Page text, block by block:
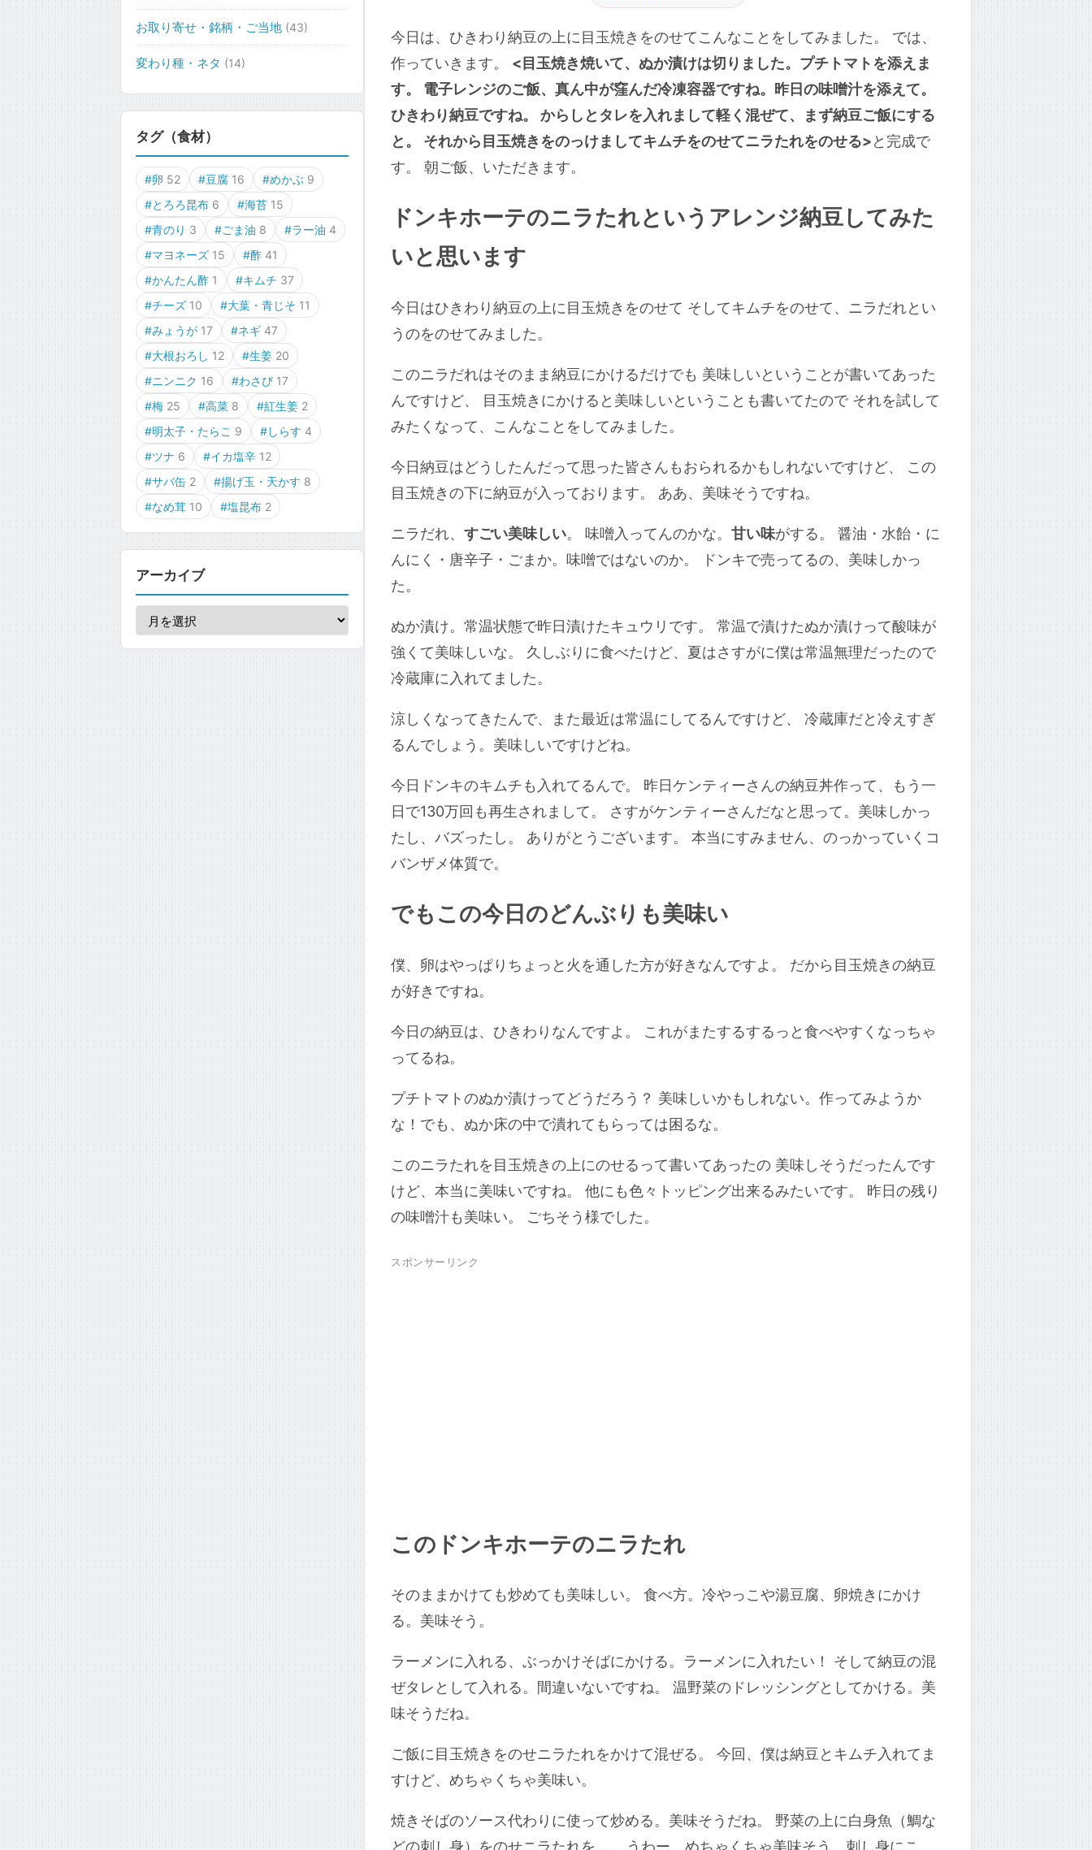
今日は、ひきわり納豆の上に目玉焼きをのせてこんなことをしてみました。 では、
作っていきます。 <目玉焼き焼いて、ぬか漬けは切りました。プチトマトを添えま
す。 電子レンジのご飯、真ん中が窪んだ冷凍容器ですね。昨日の味噌汁を添えて。
ひきわり納豆ですね。 からしとタレを入れまして軽く混ぜて、まず納豆ご飯にする
と。 それから目玉焼きをのっけましてキムチをのせてニラたれをのせる>と完成で
す。 朝ご飯、いただきます。
ドンキホーテのニラたれというアレンジ納豆してみた
いと思います
今日はひきわり納豆の上に目玉焼きをのせて そしてキムチをのせて、ニラだれとい
うのをのせてみました。
このニラだれはそのまま納豆にかけるだけでも 美味しいということが書いてあった
んですけど、 目玉焼きにかけると美味しいということも書いてたので それを試して
みたくなって、こんなことをしてみました。
今日納豆はどうしたんだって思った皆さんもおられるかもしれないですけど、 この
目玉焼きの下に納豆が入っております。 ああ、美味そうですね。
ニラだれ、 すごい美味しい。 味噌入ってんのかな。 甘い味がする。 醤油・水飴・に
んにく・唐辛子・ごまか。味噌ではないのか。 ドンキで売ってるの、美味しかっ
た。
ぬか漬け。常温状態で昨日漬けたキュウリです。 常温で漬けたぬか漬けって酸味が
強くて美味しいな。 久しぶりに食べたけど、夏はさすがに僕は常温無理だったので
冷蔵庫に入れてました。
涼しくなってきたんで、また最近は常温にしてるんですけど、 冷蔵庫だと冷えすぎ
るんでしょう。美味しいですけどね。
今日ドンキのキムチも入れてるんで。 昨日ケンティーさんの納豆丼作って、もう一
日で130万回も再生されまして。 さすがケンティーさんだなと思って。美味しかっ
たし、バズったし。 ありがとうございます。 本当にすみません、のっかっていくコ
バンザメ体質で。
でもこの今日のどんぶりも美味い
僕、卵はやっぱりちょっと火を通した方が好きなんですよ。 だから目玉焼きの納豆
が好きですね。
今日の納豆は、ひきわりなんですよ。 これがまたするするっと食べやすくなっちゃ
ってるね。
プチトマトのぬか漬けってどうだろう？ 美味しいかもしれない。作ってみようか
な！でも、ぬか床の中で潰れてもらっては困るな。
このニラたれを目玉焼きの上にのせるって書いてあったの 美味しそうだったんです
けど、本当に美味いですね。 他にも色々トッピング出来るみたいです。 昨日の残り
の味噌汁も美味い。 ごちそう様でした。
スポンサーリンク
このドンキホーテのニラたれ
そのままかけても炒めても美味しい。 食べ方。冷やっこや湯豆腐、卵焼きにかけ
る。美味そう。
ラーメンに入れる、ぶっかけそばにかける。ラーメンに入れたい！ そして納豆の混
ぜタレとして入れる。間違いないですね。 温野菜のドレッシングとしてかける。美
味そうだね。
ご飯に目玉焼きをのせニラたれをかけて混ぜる。 今回、僕は納豆とキムチ入れてま
すけど、めちゃくちゃ美味い。
焼きそばのソース代わりに使って炒める。美味そうだね。 野菜の上に白身魚（鯛な
どの刺し身）をのせニラたれを…。 うわー、めちゃくちゃ美味そう。刺し身にこ
お取り寄せ・銘柄・ご当地 (43)
変わり種・ネタ (14)
タグ（食材）
#卵 52 #豆腐 16 #めかぶ 9
#とろろ昆布 6 #海苔 15
#青のり 3 #ごま油 8 #ラー油 4
#マヨネーズ 15 #酢 41
#かんたん酢 1 #キムチ 37
#チーズ 10 #大葉・青じそ 11
#みょうが 17 #ネギ 47
#大根おろし 12 #生姜 20
#ニンニク 16 #わさび 17
#梅 25 #高菜 8 #紅生姜 2
#明太子・たらこ 9 #しらす 4
#ツナ 6 #イカ塩辛 12
#サバ缶 2 #揚げ玉・天かす 8
#なめ茸 10 #塩昆布 2
アーカイブ